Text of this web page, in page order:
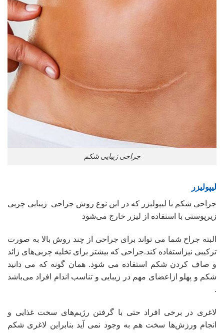
جراحی زیبایی شکم
لیپولیزر
جراحی شکم با لیپولیزر که در این نوع روش جراحی زیبایی چربی
زیرپوستی با استفاده از لیزر خارج می‌شود
البته جراح شما می تواند برای جراحی از چند روش بالا به صورت
ترکیبی نیزاستفاده کند.جراحی که بیشتر برای تخلیه چربی‌های زائد
و صاف کردن شکم استفاده می شود. همان گونه که می دانید
شکم و پهلو ازاعضای مهم در زیبایی و تناسب‌ اندام افراد می‌باشد
.
لاغری در برخی افراد حتی با گرفتن رژیم‌های سخت غذایی و
انجام ورزش‌ها سخت هم به وجود نمی آید بنابراین لاغری شکم